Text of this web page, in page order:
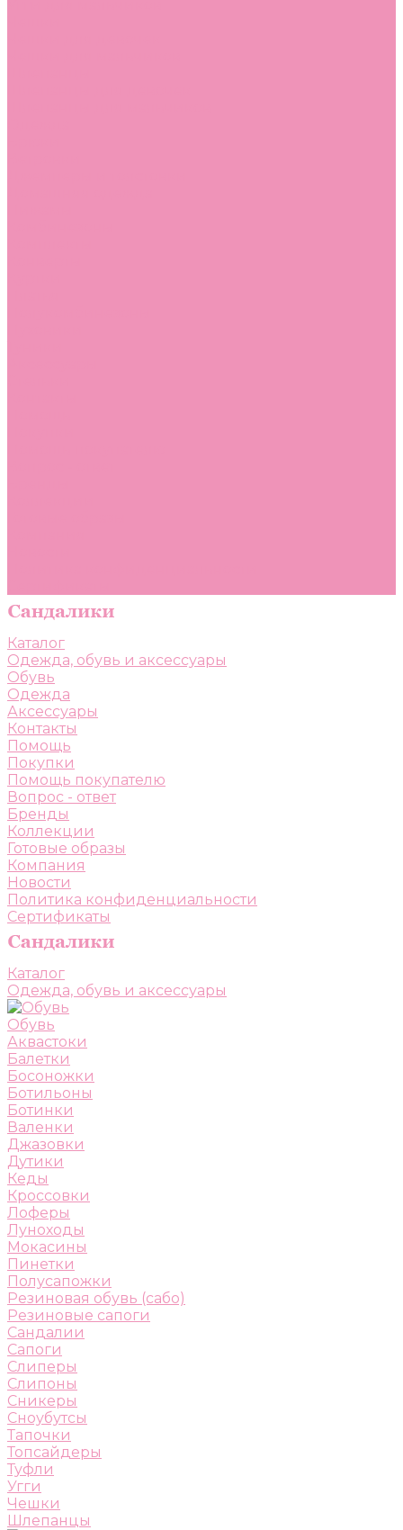
Каталог
Одежда, обувь и аксессуары
Обувь
Одежда
Аксессуары
Контакты
Помощь
Покупки
Помощь покупателю
Вопрос - ответ
Бренды
Коллекции
Готовые образы
Компания
Новости
Политика конфиденциальности
Сертификаты
Каталог
Одежда, обувь и аксессуары
Обувь
Аквастоки
Балетки
Босоножки
Ботильоны
Ботинки
Валенки
Джазовки
Дутики
Кеды
Кроссовки
Лоферы
Луноходы
Мокасины
Пинетки
Полусапожки
Резиновая обувь (сабо)
Резиновые сапоги
Сандалии
Сапоги
Слиперы
Слипоны
Сникеры
Сноубутсы
Тапочки
Топсайдеры
Туфли
Угги
Чешки
Шлепанцы